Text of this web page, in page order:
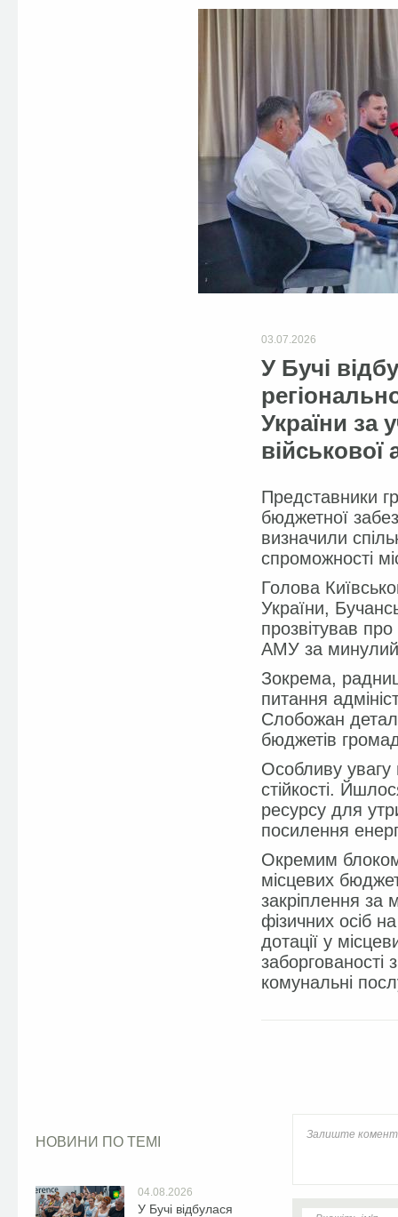
03.07.2026
У Бучі
України за
військової
Представники
бюджетної
визначили
спроможності
Голова
України,
прозвітував про
АМУ за минулий
Зокрема,
питання
Слобожан
бюджетів
Особливу увагу
стійкості.
ресурсу для
посилення
Окремим
місцевих
закріплення за
фізичних осіб
дотації у
заборгованості
комунальні
НОВИНИ ПО ТЕМІ
04.08.2026
У Бучі відбулася